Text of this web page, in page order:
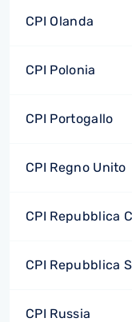
CPI Olanda
CPI Polonia
CPI Portogallo
CPI Regno Unito
CPI Repubblica
CPI Repubblica
CPI Russia